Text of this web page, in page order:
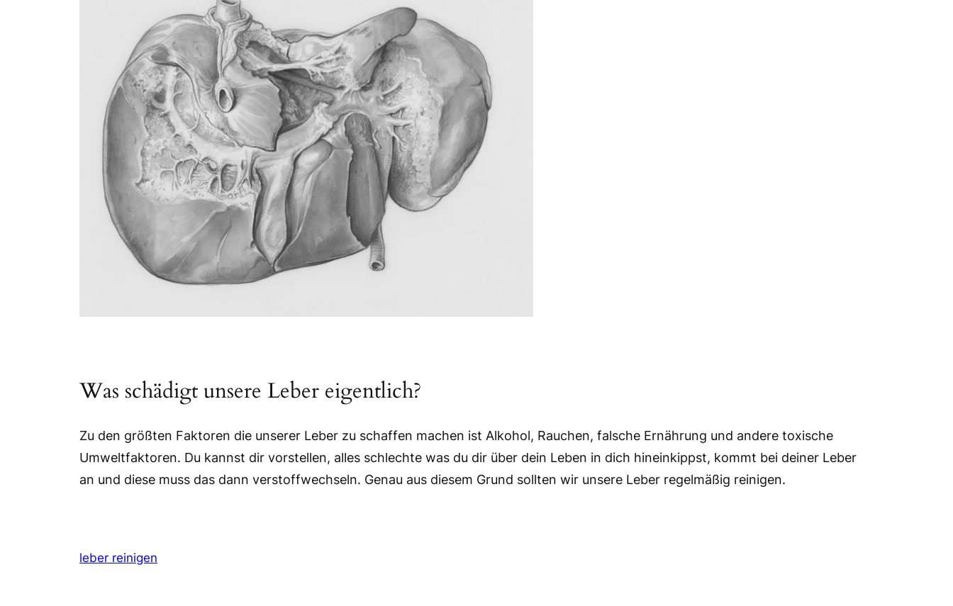
Was schädigt unsere Leber eigentlich?
Zu den größten Faktoren die unserer Leber zu schaffen machen ist Alkohol, Rauchen, falsche Ernährung und andere toxische
Umweltfaktoren. Du kannst dir vorstellen, alles schlechte was du dir über dein Leben in dich hineinkippst, kommt bei deiner Leber
an und diese muss das dann verstoffwechseln. Genau aus diesem Grund sollten wir unsere Leber regelmäßig reinigen.
leber reinigen